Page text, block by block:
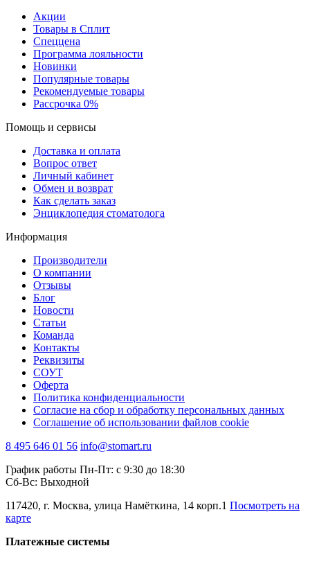
Акции
Товары в Сплит
Спеццена
Программа лояльности
Новинки
Популярные товары
Рекомендуемые товары
Рассрочка 0%
Помощь и сервисы
Доставка и оплата
Вопрос ответ
Личный кабинет
Обмен и возврат
Как сделать заказ
Энциклопедия стоматолога
Информация
Производители
О компании
Отзывы
Блог
Новости
Статьи
Команда
Контакты
Реквизиты
СОУТ
Оферта
Политика конфиденциальности
Согласие на сбор и обработку персональных данных
Соглашение об использовании файлов cookie
8 495 646 01 56 info@stomart.ru
График работы Пн-Пт: с 9:30 до 18:30
Сб-Вс: Выходной
117420, г. Москва, улица Намёткина, 14 корп.1 Посмотреть на
карте
Платежные системы